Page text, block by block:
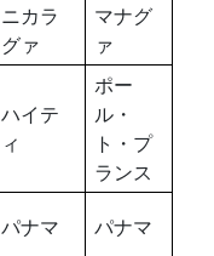
ニカラ
グァ
マナグ
ァ
ハイテ
ィ
ポー
ル・
ト・プ
ランス
パナマ
パナマ